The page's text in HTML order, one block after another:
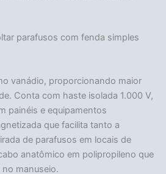
parafusos com fenda simples
vanádio, proporcionando maior
Conta com haste isolada 1.000 V,
painéis e equipamentos
que facilita tanto a
de parafusos em locais de
anatômico em polipropileno que
manuseio.